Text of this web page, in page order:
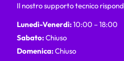
Il nostro supporto tecnico
Lunedì-Venerdì:10:00 – 18:00
Sabato:Chiuso
Domenica:Chiuso